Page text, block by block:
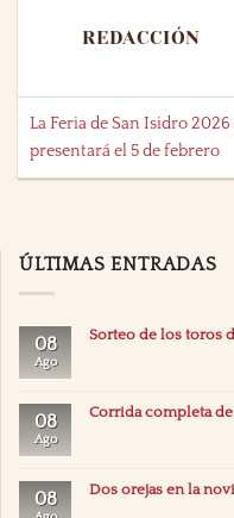
REDACCIÓN
La Feria de San Isidro 2026
presentará el 5 de febrero
ÚLTIMAS ENTRADAS
08
Ago
Sorteo de los toros
08
Ago
Corrida completa
08 Dos orejas en la